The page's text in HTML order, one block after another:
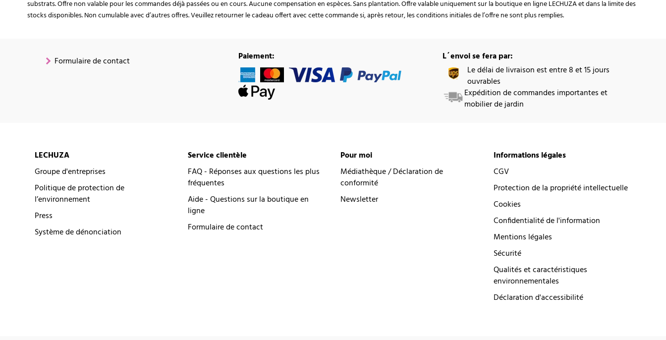
substrats. Offre non valable pour les commandes déjà passées ou en cours. Aucune compensation en espèces. Sans plantation. Offre valable uniquement sur la boutique en ligne LECHUZA et dans la limite des
stocks disponibles. Non cumulable avec d’autres offres. Veuillez retourner le cadeau offert avec cette commande si, après retour, les conditions initiales de l’offre ne sont plus remplies.
Formulaire de contact Paiement:
L´envoi se fera par:
Le délai de livraison est entre 8 et 15 jours
ouvrables
Expédition de commandes importantes et
mobilier de jardin
LECHUZA
Groupe d'entreprises
Politique de protection de
l’environnement
Press
Système de dénonciation
Service clientèle
FAQ - Réponses aux questions les plus
fréquentes
Aide - Questions sur la boutique en
ligne
Formulaire de contact
Pour moi
Médiathèque / Déclaration de
conformité
Newsletter
Informations légales
CGV
Protection de la propriété intellectuelle
Cookies
Confidentialité de l'information
Mentions légales
Sécurité
Qualités et caractéristiques
environnementales
Déclaration d'accessibilité